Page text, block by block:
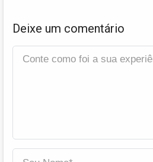
Deixe um comentário